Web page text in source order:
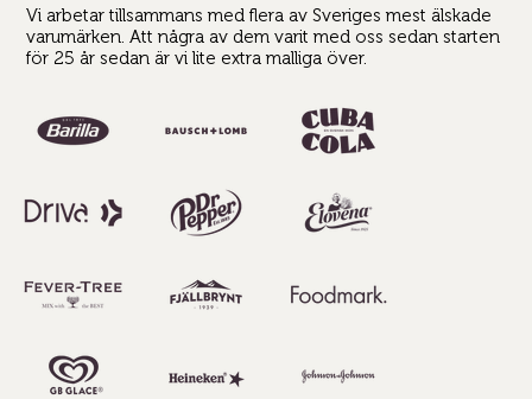
Vi arbetar tillsammans med flera av Sveriges mest älskade
varumärken. Att några av dem varit med oss sedan starten
för 25 år sedan är vi lite extra malliga över.